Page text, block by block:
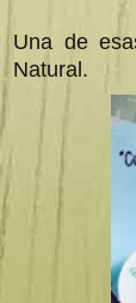
Una de
Natural.